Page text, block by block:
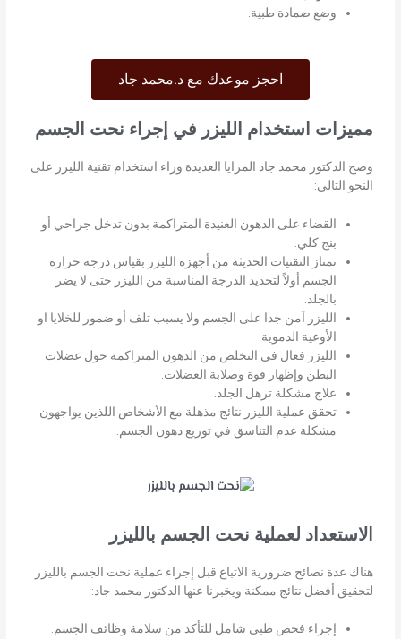
وضع ضمادة طبية.
احجز موعدك مع د.محمد جاد
مميزات استخدام الليزر في إجراء نحت الجسم
وضح الدكتور محمد جاد المزايا العديدة وراء استخدام تقنية الليزر على
النحو التالي:
القضاء على الدهون العنيدة المتراكمة بدون تدخل جراحي أو
بنج كلي.
تمتاز التقنيات الحديثة من أجهزة الليزر بقياس درجة حرارة
الجسم أولاً لتحديد الدرجة المناسبة من الليزر حتى لا يضر
بالجلد.
الليزر آمن جدا على الجسم ولا يسبب تلف أو ضمور للخلايا او
الأوعية الدموية.
الليزر فعال في التخلص من الدهون المتراكمة حول عضلات
البطن وإظهار قوة وصلابة العضلات.
علاج مشكلة ترهل الجلد.
تحقق عملية الليزر نتائج مذهلة مع الأشخاص اللذين يواجهون
مشكلة عدم التناسق في توزيع دهون الجسم.
الاستعداد لعملية نحت الجسم بالليزر
هناك عدة نصائح ضرورية الاتباع قبل إجراء عملية نحت الجسم بالليزر
لتحقيق أفضل نتائج ممكنة ويخبرنا عنها الدكتور محمد جاد:
إجراء فحص طبي شامل للتأكد من سلامة وظائف الجسم.